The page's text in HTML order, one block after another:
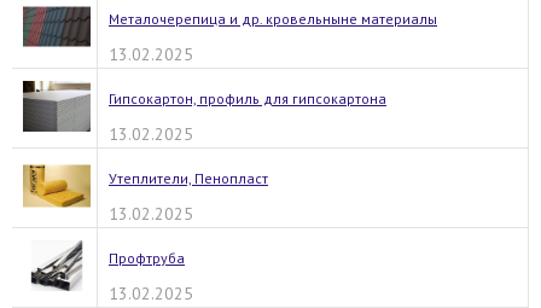
Металочерепица и др. кровельныне материалы
13.02.2025
Гипсокартон, профиль для гипсокартона
13.02.2025
Утеплители, Пенопласт
13.02.2025
Профтруба
13.02.2025